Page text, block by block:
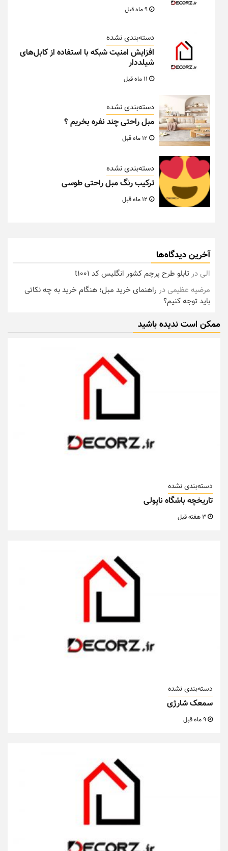
دسته‌بندی نشده
افزایش امنیت شبکه با استفاده از کابل‌های
شیلددار
دسته‌بندی نشده
مبل راحتی چند نفره بخریم ؟
دسته‌بندی نشده
ترکیب رنگ مبل راحتی طوسی
آخرین دیدگاه‌ها
الیدرتابلو طرح پرچم کشور انگلیس کد t1001
مرضیه عظیمیدر راهنمای خرید مبل؛ هنگام خرید به چه نکاتی
باید توجه کنیم؟
ممکن است ندیده باشید
دسته‌بندی نشده
تاریخچه باشگاه ناپولی
دسته‌بندی نشده
سمعک شارژی